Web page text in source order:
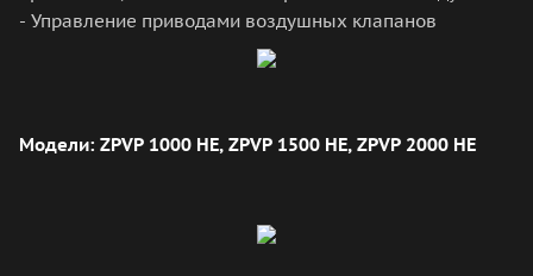
- Управление приводами воздушных клапанов
Модели: ZPVP 1000 HE, ZPVP 1500 HE, ZPVP 2000 HE